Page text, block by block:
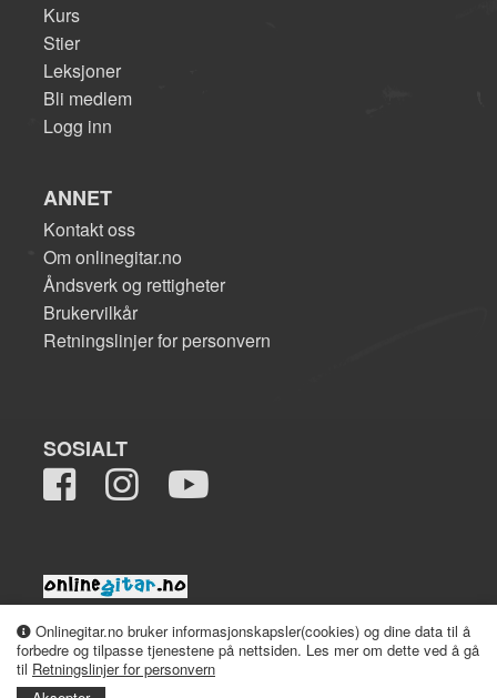
Onlinegitar.no bruker informasjonskapsler(cookies) og dine data til å
forbedre og tilpasse tjenestene på nettsiden. Les mer om dette ved å gå
til Retningslinjer for personvern
Kurs
Stier
Leksjoner
Bli medlem
Logg inn
ANNET
Kontakt oss
Om onlinegitar.no
Åndsverk og rettigheter
Brukervilkår
Retningslinjer for personvern
SOSIALT
2008-2026 onlinegitar.no